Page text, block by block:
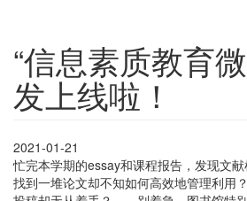
“信息素质教育
发上线啦！
2021-01-21
忙完本学期的essay和课程报告，发现文
找到一堆论文却不知如何高效地管理利用